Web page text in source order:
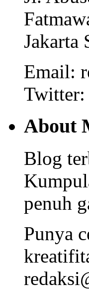
Jakarta
Email:
About
Blog
penuh
Punya